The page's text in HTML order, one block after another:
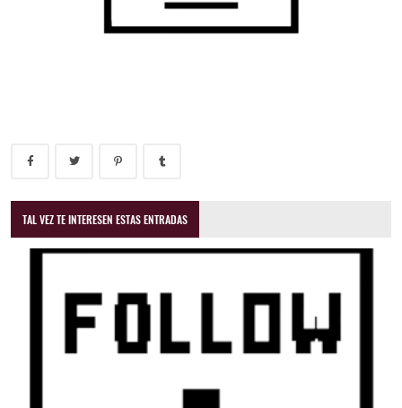
TAL VEZ TE INTERESEN ESTAS ENTRADAS